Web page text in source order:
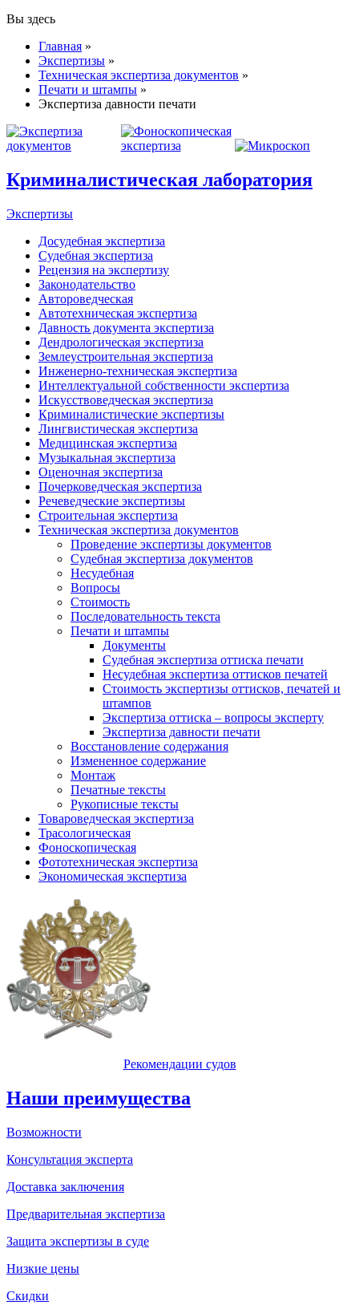
Вы здесь
Главная »
Экспертизы »
Техническая экспертиза документов »
Печати и штампы »
Экспертиза давности печати
Криминалистическая лаборатория
Экспертизы
Досудебная экспертиза
Судебная экспертиза
Рецензия на экспертизу
Законодательство
Автороведческая
Автотехническая экспертиза
Давность документа экспертиза
Дендрологическая экспертиза
Землеустроительная экспертиза
Инженерно-техническая экспертиза
Интеллектуальной собственности экспертиза
Искусствоведческая экспертиза
Криминалистические экспертизы
Лингвистическая экспертиза
Медицинская экспертиза
Музыкальная экспертиза
Оценочная экспертиза
Почерковедческая экспертиза
Речеведческие экспертизы
Строительная экспертиза
Техническая экспертиза документов
Проведение экспертизы документов
Судебная экспертиза документов
Несудебная
Вопросы
Стоимость
Последовательность текста
Печати и штампы
Документы
Судебная экспертиза оттиска печати
Несудебная экспертиза оттисков печатей
Стоимость экспертизы оттисков, печатей и
штампов
Экспертиза оттиска – вопросы эксперту
Экспертиза давности печати
Восстановление содержания
Измененное содержание
Монтаж
Печатные тексты
Рукописные тексты
Товароведческая экспертиза
Трасологическая
Фоноскопическая
Фототехническая экспертиза
Экономическая экспертиза
Рекомендации судов
Наши преимущества
Возможности
Консультация эксперта
Доставка заключения
Предварительная экспертиза
Защита экспертизы в суде
Низкие цены
Скидки